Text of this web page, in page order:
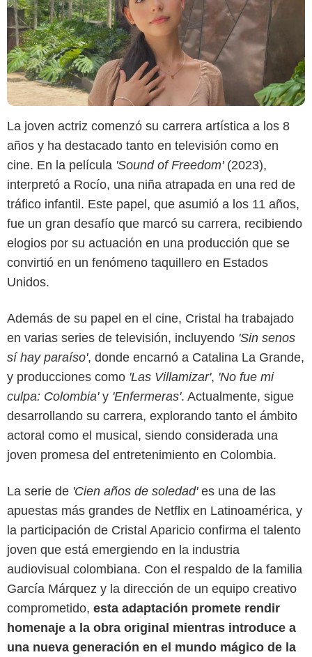
La joven actriz comenzó su carrera artística a los 8
años y ha destacado tanto en televisión como en
cine. En la película 'Sound of Freedom' (2023),
interpretó a Rocío, una niña atrapada en una red de
tráfico infantil. Este papel, que asumió a los 11 años,
fue un gran desafío que marcó su carrera, recibiendo
elogios por su actuación en una producción que se
convirtió en un fenómeno taquillero en Estados
Unidos​.
Además de su papel en el cine, Cristal ha trabajado
en varias series de televisión, incluyendo 'Sin senos
sí hay paraíso', donde encarnó a Catalina La Grande,
y producciones como 'Las Villamizar', 'No fue mi
culpa: Colombia'y 'Enfermeras'. Actualmente, sigue
desarrollando su carrera, explorando tanto el ámbito
actoral como el musical, siendo considerada una
joven promesa del entretenimiento en Colombia.
La serie de 'Cien años de soledad'es una de las
apuestas más grandes de Netflix en Latinoamérica, y
la participación de Cristal Aparicio confirma el talento
joven que está emergiendo en la industria
audiovisual colombiana. Con el respaldo de la familia
García Márquez y la dirección de un equipo creativo
comprometido, esta adaptación promete rendir
homenaje a la obra original mientras introduce a
una nueva generación en el mundo mágico de la